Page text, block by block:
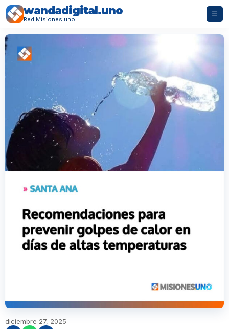
wandadigital.uno
Red Misiones.uno
☰
diciembre 27, 2025